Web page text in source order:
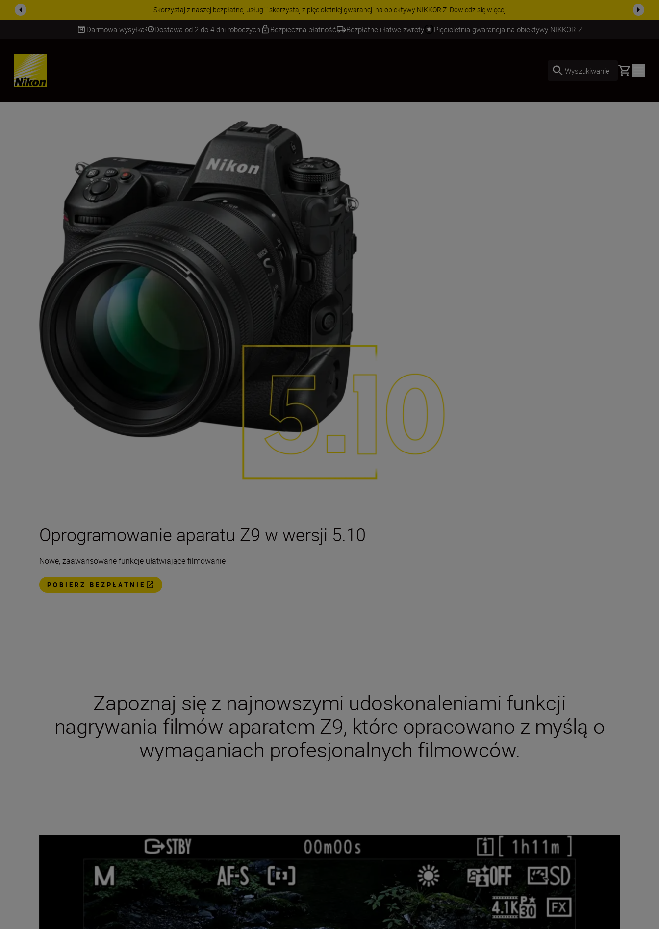
PROMOCJA NA AKCESORIA | Oszczędź 15% na wybranych akcesoriach i skompletuj swój zestaw już dzisiaj!KUP TERAZ
Darmowa wysyłka Dostawa od 2 do 4 dni roboczych Bezpieczna płatność Bezpłatne i łatwe zwroty Pięcioletnia gwarancja na obiektywy NIKKOR Z
SKIP
Wyszukiwanie Basket
Oprogramowanie aparatu Z9 w wersji 5.10
Nowe, zaawansowane funkcje ułatwiające filmowanie
POBIERZ BEZPŁATNIE
Zapoznaj się z najnowszymi udoskonaleniami funkcji
nagrywania filmów aparatem Z9, które opracowano z myślą o
wymaganiach profesjonalnych filmowców.